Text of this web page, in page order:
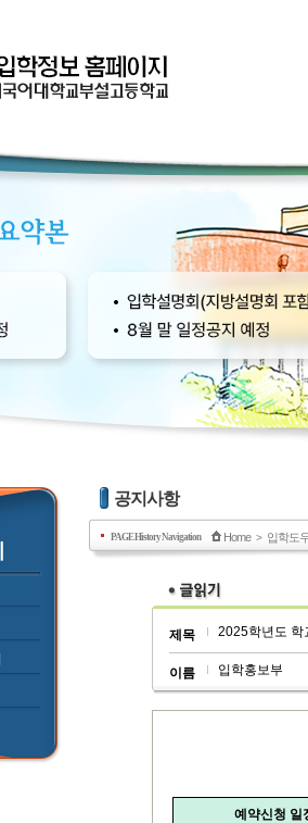
공지사항
PAGE History Navigation Home > 입학도
제목 2025학년도 학
이름 입학홍보부
예약신청 일